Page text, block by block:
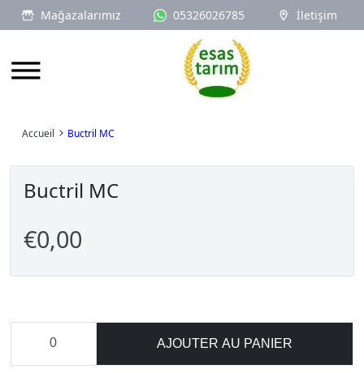
Mağazalarımız 05326026785 İletişim
Logo
Accueil Buctril MC
Buctril MC
€0,00
AJOUTER AU PANIER